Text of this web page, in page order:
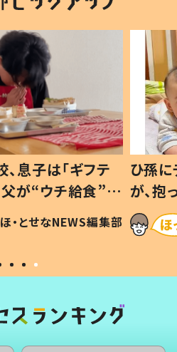
息子は「ギフテ
が“ウチ給食”を
とは #令和の親
ほ・とせなNEWS編集部
ひ孫
が、
「涙が
い」